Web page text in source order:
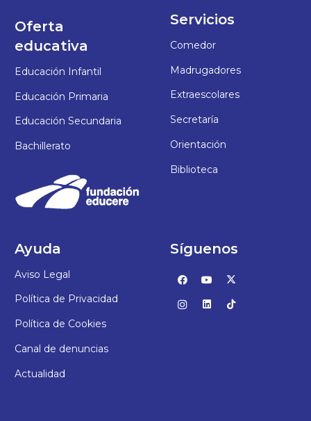
Oferta
educativa
Educación Infantil
Educación Primaria
Educación Secundaria
Bachillerato
Servicios
Comedor
Madrugadores
Extraescolares
Secretaría
Orientación
Biblioteca
Ayuda
Aviso Legal
Política de Privacidad
Política de Cookies
Canal de denuncias
Actualidad
Síguenos